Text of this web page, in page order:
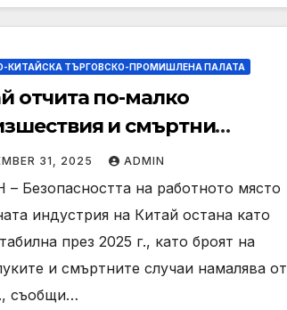
КИТАЙСКА ТЪРГОВСКО-ПРОМИШЛЕНА ПАЛАТА
отчита по-малко
и смъртни
във въгледобива през
31, 2025 ADMIN
Безопасността на работното място
индустрия на Китай остана като
през 2025 г., като броят на
и смъртните случаи намалява от
съобщи…